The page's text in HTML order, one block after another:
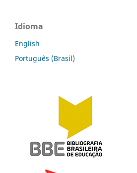
Idioma
English
Português (Brasil)